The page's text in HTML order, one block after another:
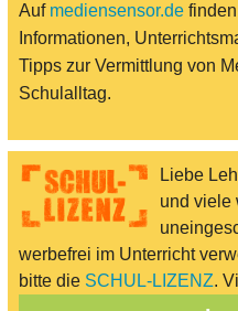
Auf mediensensor.de
Informationen,
Tipps zur Vermittlung von
Schulalltag.
Liebe
und viele
werbefrei im Unterricht
bitte die SCHUL-LIZENZ.